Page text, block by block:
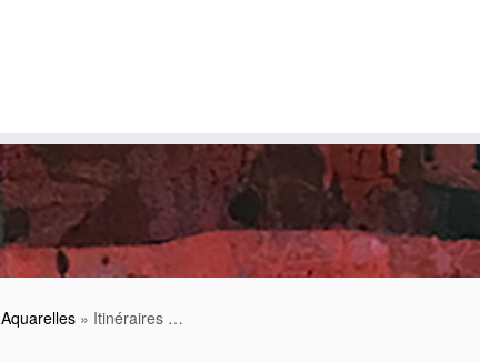
Aquarelles » Itinéraires …